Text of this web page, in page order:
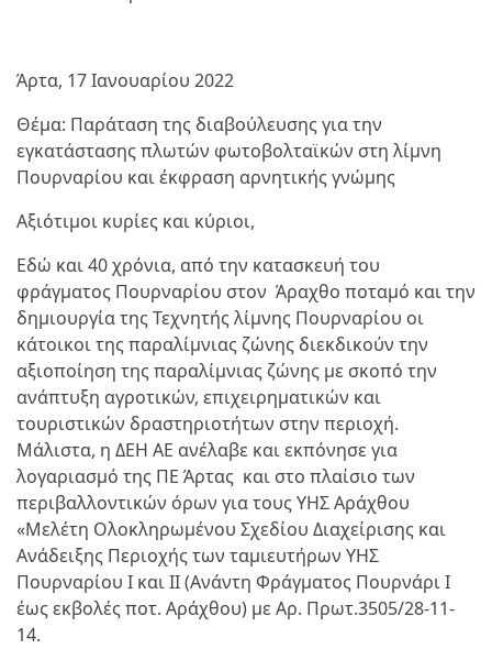
Άρτα, 17 Iανουαρίου 2022
Θέμα: Παράταση της διαβούλευσης για την
εγκατάστασης πλωτών φωτοβολταϊκών στη λίμνη
Πουρναρίου και έκφραση αρνητικής γνώμης
Αξιότιμοι κυρίες και κύριοι,
Εδώ και 40 χρόνια, από την κατασκευή του
φράγματος Πουρναρίου στον Άραχθο ποταμό και την
δημιουργία της Τεχνητής λίμνης Πουρναρίου οι
κάτοικοι της παραλίμνιας ζώνης διεκδικούν την
αξιοποίηση της παραλίμνιας ζώνης με σκοπό την
ανάπτυξη αγροτικών, επιχειρηματικών και
τουριστικών δραστηριοτήτων στην περιοχή.
Μάλιστα, η ΔΕΗ ΑΕ ανέλαβε και εκπόνησε για
λογαριασμό της ΠΕ Άρτας και στο πλαίσιο των
περιβαλλοντικών όρων για τους ΥΗΣ Αράχθου
«Μελέτη Ολοκληρωμένου Σχεδίου Διαχείρισης και
Ανάδειξης Περιοχής των ταμιευτήρων ΥΗΣ
Πουρναρίου Ι και ΙΙ (Ανάντη Φράγματος Πουρνάρι I
έως εκβολές ποτ. Αράχθου) με Αρ. Πρωτ.3505/28-11-
14.